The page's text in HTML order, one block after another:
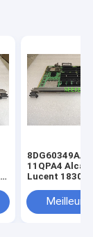
8DG60349AA
11QPA4
Lucent 1830
Meilleur